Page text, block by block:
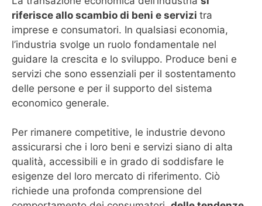
riferisce allo scambio di beni e servizi tra
imprese e consumatori. In qualsiasi economia,
l’industria svolge un ruolo fondamentale nel
guidare la crescita e lo sviluppo. Produce beni e
servizi che sono essenziali per il sostentamento
delle persone e per il supporto del sistema
economico generale.
Per rimanere competitive, le industrie devono
assicurarsi che i loro beni e servizi siano di alta
qualità, accessibili e in grado di soddisfare le
esigenze del loro mercato di riferimento. Ciò
richiede una profonda comprensione del